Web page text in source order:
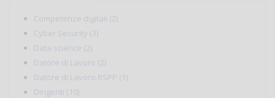
Competenze digitali (2)
Cyber Security (3)
Data science (2)
Datore di Lavoro (2)
Datore di Lavoro RSPP (1)
Dirigenti (10)